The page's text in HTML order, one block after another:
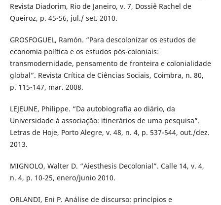
Revista Diadorim, Rio de Janeiro, v. 7, Dossiê Rachel de
Queiroz, p. 45-56, jul./ set. 2010.
GROSFOGUEL, Ramón. “Para descolonizar os estudos de
economia política e os estudos pós-coloniais:
transmodernidade, pensamento de fronteira e colonialidade
global”. Revista Crítica de Ciências Sociais, Coimbra, n. 80,
p. 115-147, mar. 2008.
LEJEUNE, Philippe. “Da autobiografia ao diário, da
Universidade à associação: itinerários de uma pesquisa”.
Letras de Hoje, Porto Alegre, v. 48, n. 4, p. 537-544, out./dez.
2013.
MIGNOLO, Walter D. “Aiesthesis Decolonial”. Calle 14, v. 4,
n. 4, p. 10-25, enero/junio 2010.
ORLANDI, Eni P. Análise de discurso: princípios e